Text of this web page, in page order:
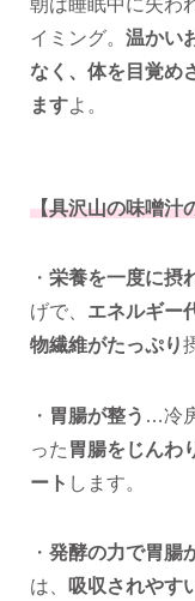
イミング。 温かい
なく、体を目覚め
ますよ。
【具沢山の味噌汁
・ 栄養を一度に摂
げで、 エネルギー
物繊維がたっぷり
・ 胃腸が整う …冷
った 胃腸をじんわ
ート します。
・ 発酵の力で胃腸
は、
吸収されやす